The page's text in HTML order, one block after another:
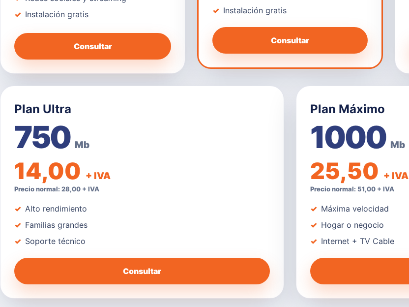
Instalación gratis
Consultar
Instalación gratis
Consultar
Plan Ultra
750 Mb
14,00 + IVA
Precio normal: 28,00 + IVA
Alto rendimiento
Familias grandes
Soporte técnico
Consultar
Plan Máximo
1000 Mb
25,50 + IVA
Precio normal: 51,00 + IVA
Máxima velocidad
Hogar o negocio
Internet + TV Cable